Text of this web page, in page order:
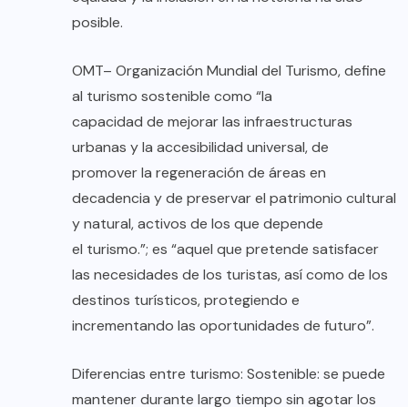
posible.
OMT– Organización Mundial del Turismo, define
al turismo sostenible como “la
capacidad de mejorar las infraestructuras
urbanas y la accesibilidad universal, de
promover la regeneración de áreas en
decadencia y de preservar el patrimonio cultural
y natural, activos de los que depende
el turismo.”; es “aquel que pretende satisfacer
las necesidades de los turistas, así como de los
destinos turísticos, protegiendo e
incrementando las oportunidades de futuro”.
Diferencias entre turismo: Sostenible: se puede
mantener durante largo tiempo sin agotar los